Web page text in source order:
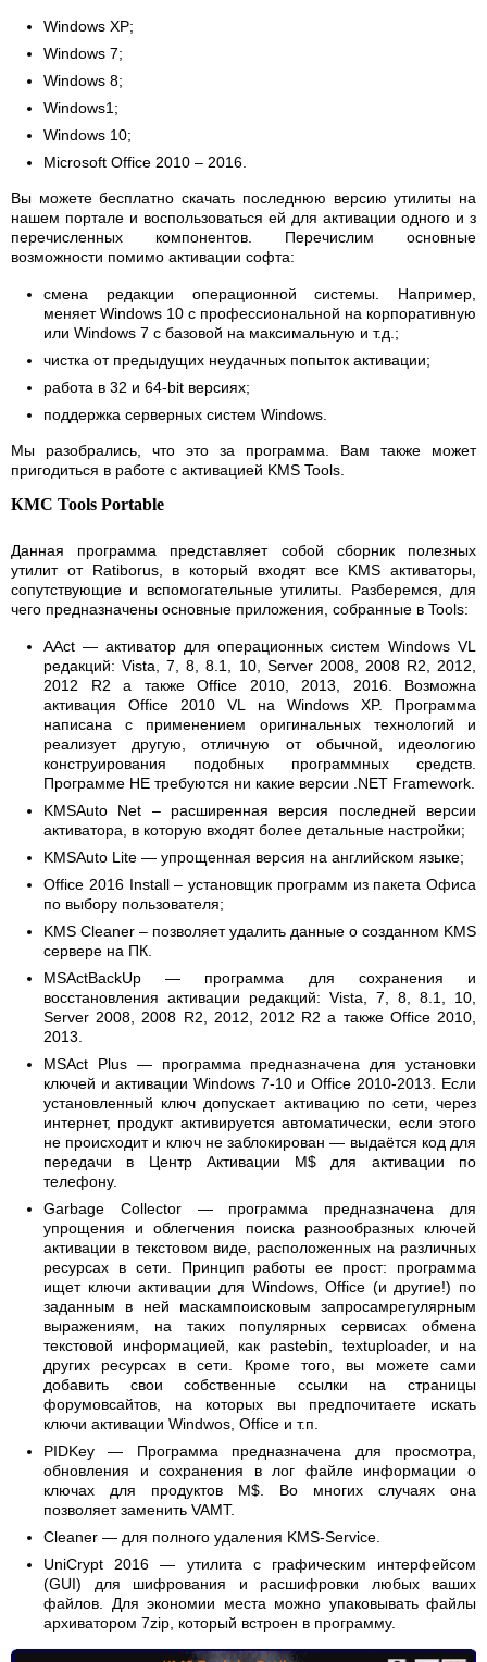
Windows XP;
Windows 7;
Windows 8;
Windows1;
Windows 10;
Microsoft Office 2010 – 2016.
Вы можете бесплатно скачать последнюю версию утилиты на
нашем портале и воспользоваться ей для активации одного и з
перечисленных компонентов. Перечислим основные
возможности помимо активации софта:
смена редакции операционной системы. Например,
меняет Windows 10 с профессиональной на корпоративную
или Windows 7 с базовой на максимальную и т.д.;
чистка от предыдущих неудачных попыток активации;
работа в 32 и 64-bit версиях;
поддержка серверных систем Windows.
Мы разобрались, что это за программа. Вам также может
пригодиться в работе с активацией KMS Tools.
КМС Tools Portable
Данная программа представляет собой сборник полезных
утилит от Ratiborus, в который входят все KMS активаторы,
сопутствующие и вспомогательные утилиты. Разберемся, для
чего предназначены основные приложения, собранные в Tools:
AAct — активатор для операционных систем Windows VL
редакций: Vista, 7, 8, 8.1, 10, Server 2008, 2008 R2, 2012,
2012 R2 а также Office 2010, 2013, 2016. Возможна
активация Office 2010 VL на Windows XP. Программа
написана с применением оригинальных технологий и
реализует другую, отличную от обычной, идеологию
конструирования подобных программных средств.
Программе НЕ требуются ни какие версии .NET Framework.
KMSAuto Net – расширенная версия последней версии
активатора, в которую входят более детальные настройки;
KMSAuto Lite — упрощенная версия на английском языке;
Office 2016 Install – установщик программ из пакета Офиса
по выбору пользователя;
KMS Cleaner – позволяет удалить данные о созданном KMS
сервере на ПК.
MSActBackUp — программа для сохранения и
восстановления активации редакций: Vista, 7, 8, 8.1, 10,
Server 2008, 2008 R2, 2012, 2012 R2 а также Office 2010,
2013.
MSAct Plus — программа предназначена для установки
ключей и активации Windows 7-10 и Office 2010-2013. Если
установленный ключ допускает активацию по сети, через
интернет, продукт активируется автоматически, если этого
не происходит и ключ не заблокирован — выдаётся код для
передачи в Центр Активации M$ для активации по
телефону.
Garbage Collector — программа предназначена для
упрощения и облегчения поиска разнообразных ключей
активации в текстовом виде, расположенных на различных
ресурсах в сети. Принцип работы ее прост: программа
ищет ключи активации для Windows, Office (и другие!) по
заданным в ней маскампоисковым запросамрегулярным
выражениям, на таких популярных сервисах обмена
текстовой информацией, как pastebin, textuploader, и на
других ресурсах в сети. Кроме того, вы можете сами
добавить свои собственные ссылки на страницы
форумовсайтов, на которых вы предпочитаете искать
ключи активации Windwos, Office и т.п.
PIDKey — Программа предназначена для просмотра,
обновления и сохранения в лог файле информации о
ключах для продуктов M$. Во многих случаях она
позволяет заменить VAMT.
Cleaner — для полного удаления KMS-Service.
UniCrypt 2016 — утилита с графическим интерфейсом
(GUI) для шифрования и расшифровки любых ваших
файлов. Для экономии места можно упаковывать файлы
архиватором 7zip, который встроен в программу.